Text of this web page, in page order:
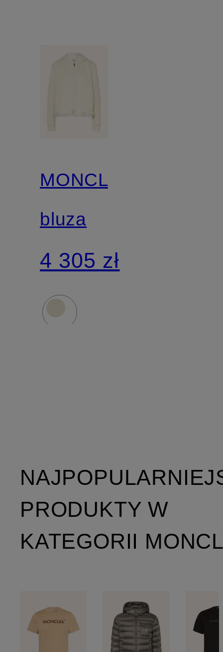
MONCLER
bluza
4 305 zł
PRODUKTY W
KATEGORII